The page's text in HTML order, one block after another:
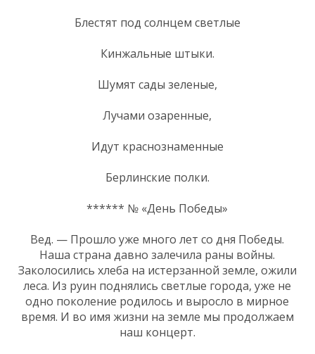
Блестят под солнцем светлые
Кинжальные штыки.
Шумят сады зеленые,
Лучами озаренные,
Идут краснознаменные
Берлинские полки.
****** № «День Победы»
Вед. — Прошло уже много лет со дня Победы.
Наша страна давно залечила раны войны.
Заколосились хлеба на истерзанной земле, ожили
леса. Из руин поднялись светлые города, уже не
одно поколение родилось и выросло в мирное
время. И во имя жизни на земле мы продолжаем
наш концерт.